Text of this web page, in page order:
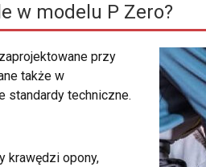
w modelu P Zero?
przy
także w
standardy techniczne.
krawędzi opony,